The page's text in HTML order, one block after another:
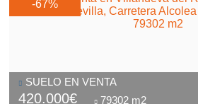
-67%
SUELO EN VENTA
420.000€ 79302 m2